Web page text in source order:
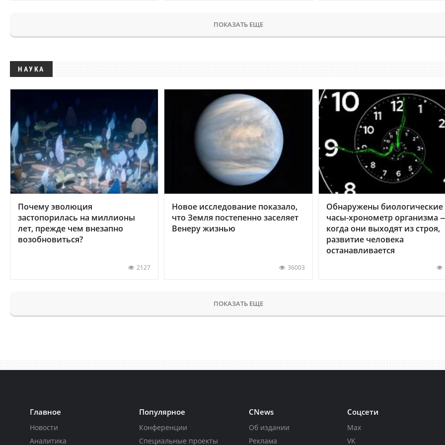
ПОКАЗАТЬ ЕЩЕ
НАУКА
Почему эволюция
застопорилась на миллионы
лет, прежде чем внезапно
возобновиться?
2127
Новое исследование показало,
что Земля постепенно заселяет
Венеру жизнью
36003
Обнаружены биологические
часы-хронометр организма
когда они выходят из строя,
развитие человека
останавливается
ПОКАЗАТЬ ЕЩЕ
Главное
Новости
Аналитика
Популярное
Конференции
Специальные проекты
CNews
Об издании
Реклама
Соцсети
Max
VK